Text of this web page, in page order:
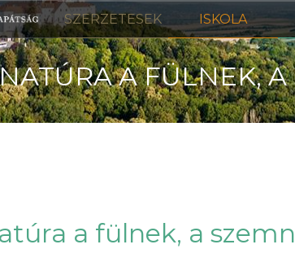
SZERZETESEK ISKOLA
A FÜLNEK,
a fülnek, a